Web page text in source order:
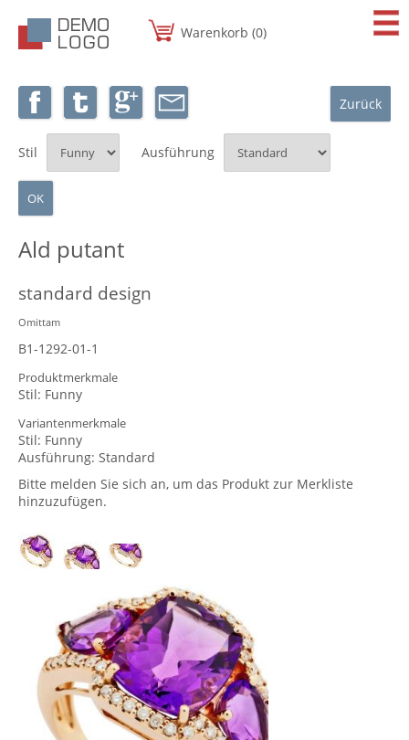
Warenkorb (0)
Zurück
Stil Ausführung
Ald putant
standard design
Omittam
B1-1292-01-1
Produktmerkmale
Stil: Funny
Variantenmerkmale
Stil: Funny
Ausführung: Standard
Bitte melden Sie sich an, um das Produkt zur Merkliste
hinzuzufügen.